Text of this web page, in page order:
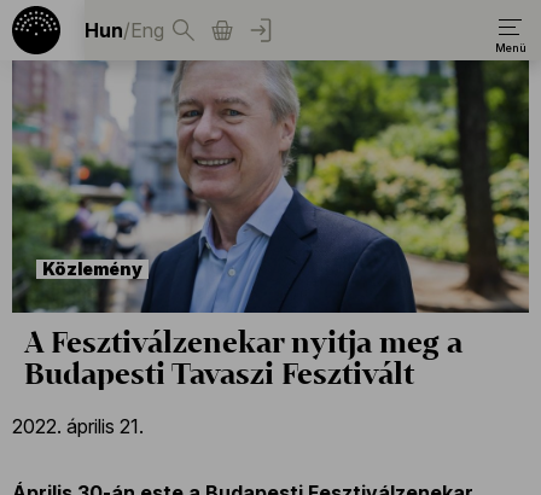
Hun/Eng
Közlemény
A Fesztiválzenekar nyitja meg a
Budapesti Tavaszi Fesztivált
2022. április 21.